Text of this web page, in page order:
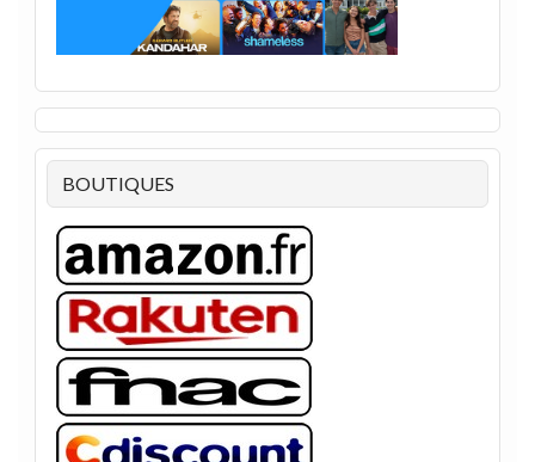
BOUTIQUES